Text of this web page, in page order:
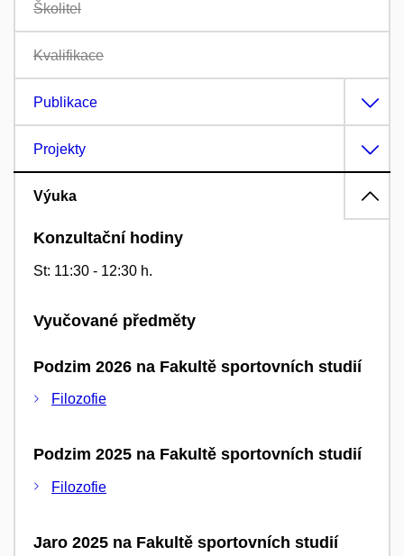
Školitel
Kvalifikace
Publikace
Projekty
Výuka
Konzultační hodiny
St: 11:30 - 12:30 h.
Vyučované předměty
Podzim 2026 na Fakultě sportovních studií
Filozofie
Podzim 2025 na Fakultě sportovních studií
Filozofie
Jaro 2025 na Fakultě sportovních studií